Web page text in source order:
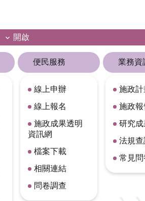
開啟
便民服務
線上申辦
線上報名
施政成果透明
資訊網
檔案下載
相關連結
問卷調查
業務資
施政計
施政報
研究成
法規查
常見問